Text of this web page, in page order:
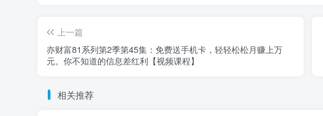
上一篇
亦财富81系列第2季第45集：免费送手机卡，轻轻松松月赚上万
元。你不知道的信息差红利【视频课程】
相关推荐